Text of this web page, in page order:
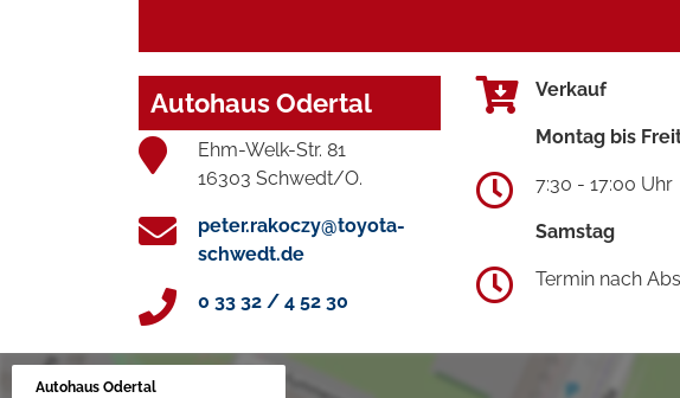
Autohaus Odertal
Ehm-Welk-Str. 81
16303 Schwedt/O.
peter.rakoczy@toyota-
schwedt.de
0 33 32 / 4 52 30
Verkauf
Montag bis
7:30 - 17:00 Uhr
Samstag
Termin nach
Autohaus Odertal